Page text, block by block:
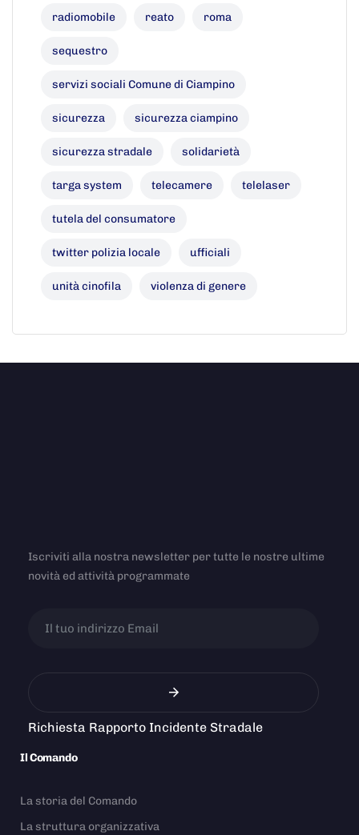
radiomobile reato roma
sequestro
servizi sociali Comune di Ciampino
sicurezza sicurezza ciampino
sicurezza stradale solidarietà
targa system telecamere telelaser
tutela del consumatore
twitter polizia locale ufficiali
unità cinofila violenza di genere
Iscriviti alla nostra newsletter per tutte le nostre ultime
novità ed attività programmate
Richiesta Rapporto Incidente Stradale
Il Comando
La storia del Comando
La struttura organizzativa